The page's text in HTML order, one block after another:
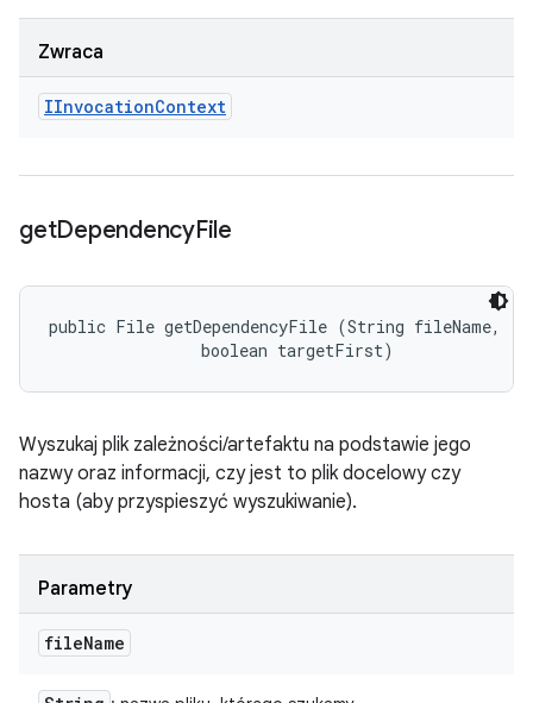
Zwraca
IInvocationContext
getDependencyFile
public File getDependencyFile (String fileName,
                boolean targetFirst)
Wyszukaj plik zależności/artefaktu na podstawie jego
nazwy oraz informacji, czy jest to plik docelowy czy
hosta (aby przyspieszyć wyszukiwanie).
Parametry
fileName